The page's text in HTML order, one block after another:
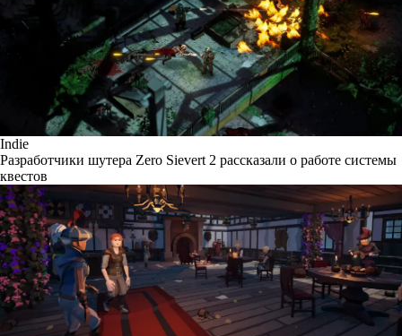
Indie
Разработчики шутера Zero Sievert 2 рассказали о работе системы
квестов